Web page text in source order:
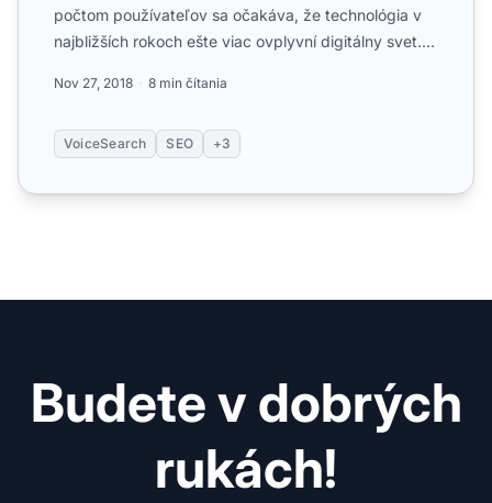
počtom používateľov sa očakáva, že technológia v
najbližších rokoch ešte viac ovplyvní digitálny svet....
Nov 27, 2018 8 min čítania
VoiceSearch SEO +3
Budete v dobrých
rukách!